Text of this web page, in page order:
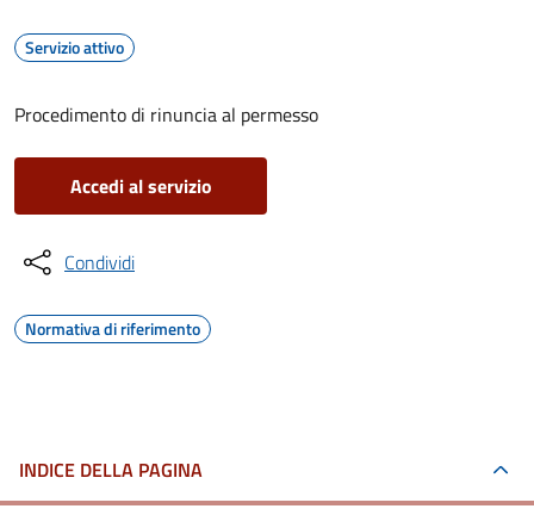
Servizio attivo
Procedimento di rinuncia al permesso
Accedi al servizio
Condividi
Normativa di riferimento
INDICE DELLA PAGINA